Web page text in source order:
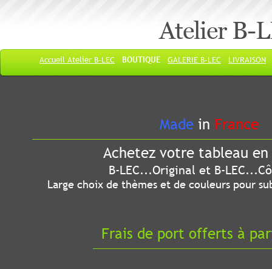
Atelier B-
Accueil Atelier B-LEC BOUTIQUE GALERIE B-LEC LIVRAISON
Made in France
Achetez votre tableau
B-LEC...Original et B-
Large choix de thèmes et de couleurs pour
Frais de port offerts à